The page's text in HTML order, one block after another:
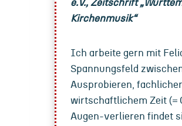
e.V., Zeitschrift
Kirchenmusik“
Ich arbeite gern mit
Spannungsfeld
Ausprobieren,
wirtschaftlichem Zeit (=
Augen-verlieren findet